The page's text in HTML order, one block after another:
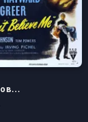
Они не поверят мне